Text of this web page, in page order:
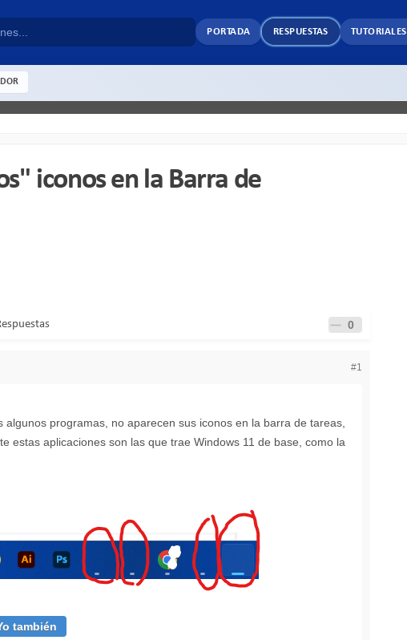
PORTADA RESPUESTAS TUTORIALES
iconos en la Barra de
0
#1
programas, no aparecen sus iconos en la barra de tareas,
estas aplicaciones son las que trae Windows 11 de base, como la
también